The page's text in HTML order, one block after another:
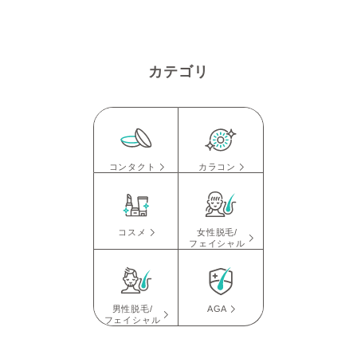
カテゴリ
コンタクト カラコン
コスメ
女性脱毛/
フェイシャル
男性脱毛/
フェイシャル
AGA